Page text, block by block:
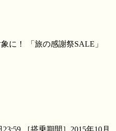
に！ 「旅の感謝祭SALE」